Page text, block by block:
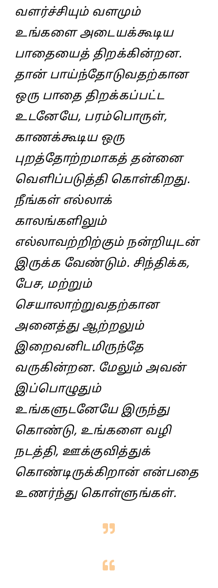
வளர்ச்சியும் வளமும்
உங்களை அடையக்கூடிய
பாதையைத் திறக்கின்றன.
தான் பாய்ந்தோடுவதற்கான
ஒரு பாதை திறக்கப்பட்ட
உடனேயே, பரம்பொருள்,
காணக்கூடிய ஒரு
புறத்தோற்றமாகத் தன்னை
வெளிப்படுத்தி கொள்கிறது.
நீங்கள் எல்லாக்
காலங்களிலும்
எல்லாவற்றிற்கும் நன்றியுடன்
இருக்க வேண்டும். சிந்திக்க,
பேச, மற்றும்
செயாலாற்றுவதற்கான
அனைத்து ஆற்றலும்
இறைவனிடமிருந்தே
வருகின்றன. மேலும் அவன்
இப்பொழுதும்
உங்களுடனேயே இருந்து
கொண்டு, உங்களை வழி
நடத்தி, ஊக்குவித்துக்
கொண்டிருக்கிறான் என்பதை
உணர்ந்து கொள்ளுங்கள்.